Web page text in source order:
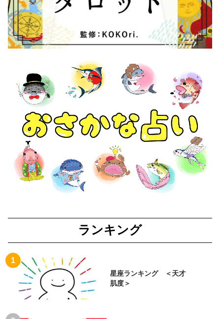
ランキング
星座ランキング ＜天才
肌度＞